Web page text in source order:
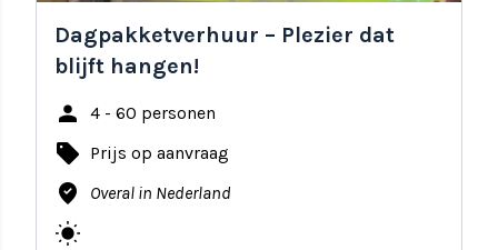
Dagpakketverhuur – Plezier dat
blijft hangen!
person 4 - 60 personen
local_offer Prijs op aanvraag
where_to_vote Overal in Nederland
wb_sunny